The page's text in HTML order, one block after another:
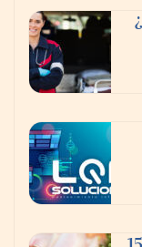
La banca
core sin
de negocio: